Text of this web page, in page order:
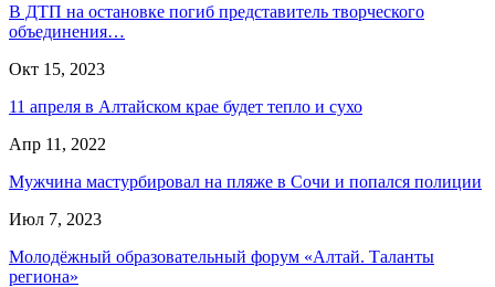
В ДТП на остановке погиб представитель творческого
объединения…
Окт 15, 2023
11 апреля в Алтайском крае будет тепло и сухо
Апр 11, 2022
Мужчина мастурбировал на пляже в Сочи и попался полиции
Июл 7, 2023
Молодёжный образовательный форум «Алтай. Таланты
региона»